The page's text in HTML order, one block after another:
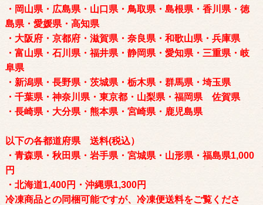
・岡山県・広島県・山口県・鳥取県・島根県・香川県・徳
島県・愛媛県・高知県
・大阪府・京都府・滋賀県・奈良県・和歌山県・兵庫県
・富山県・石川県・福井県・静岡県・愛知県・三重県・岐
阜県
・新潟県・長野県・茨城県・栃木県・群馬県・埼玉県
・千葉県・神奈川県・東京都・山梨県・福岡県 佐賀県
・長崎県・大分県・熊本県・宮崎県・鹿児島県
以下の各都道府県 送料(税込）
・青森県・秋田県・岩手県・宮城県・山形県・福島県1,000
円
・北海道1,400円・沖縄県1,300円
冷凍商品との同梱可能ですが、冷凍便送料をご覧くださ